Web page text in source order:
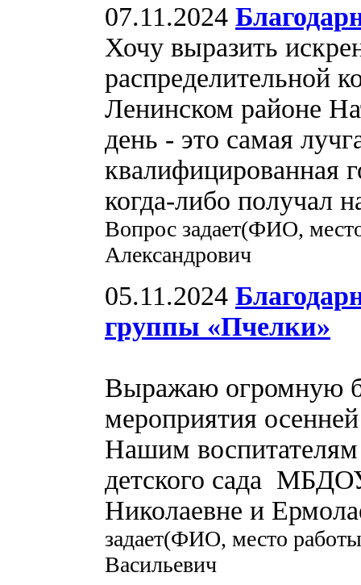
07.11.2024
Хочу выразить
распределительной
Ленинском районе
день - это самая
квалифицированная
когда-либо получал
Вопрос задает(ФИО,
Александрович
05.11.2024
группы «Пчелки»
Выражаю огромную
мероприятия
Нашим
детского сада
Николаевне и
задает(ФИО, место
Васильевич